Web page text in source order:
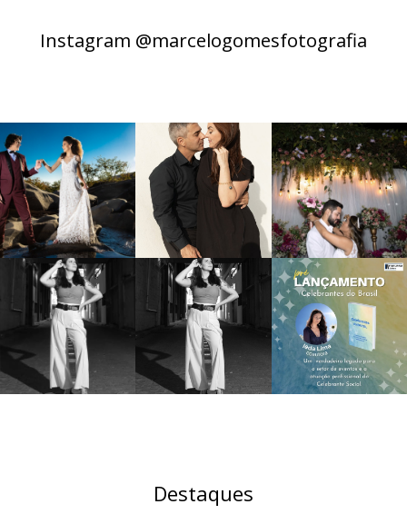
Instagram @marcelogomesfotografia
Destaques